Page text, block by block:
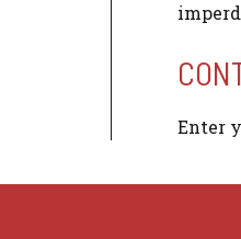
Enter